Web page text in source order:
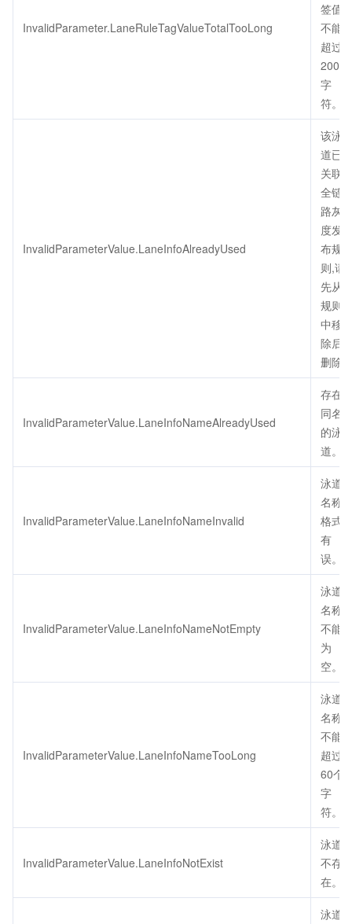
InvalidParameter.LaneRuleTagValueTotalTooLong
签值
不能
超过
200个
字
符。
InvalidParameterValue.LaneInfoAlreadyUsed
该泳
道已
关联
全链
路灰
度发
布规
则,请
先从
规则
中移
除后
删除
InvalidParameterValue.LaneInfoNameAlreadyUsed
存在
同名
的泳
道。
InvalidParameterValue.LaneInfoNameInvalid
泳道
名称
格式
有
误。
InvalidParameterValue.LaneInfoNameNotEmpty
泳道
名称
不能
为
空。
InvalidParameterValue.LaneInfoNameTooLong
泳道
名称
不能
超过
60个
字
符。
InvalidParameterValue.LaneInfoNotExist
泳道
不存
在。
泳道